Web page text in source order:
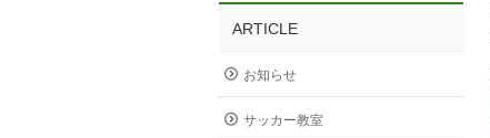
ARTICLE
お知らせ
サッカー教室